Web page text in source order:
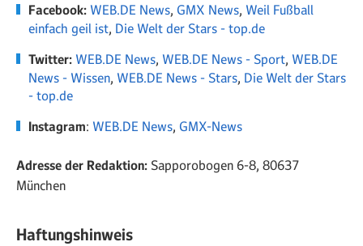
Facebook: WEB.DE News, GMX News, Weil Fußball
einfach geil ist, Die Welt der Stars - top.de
Twitter: WEB.DE News, WEB.DE News - Sport, WEB.DE
News - Wissen, WEB.DE News - Stars, Die Welt der Stars
- top.de
Instagram: WEB.DE News, GMX-News
Adresse der Redaktion: Sapporobogen 6-8, 80637
München
Haftungshinweis